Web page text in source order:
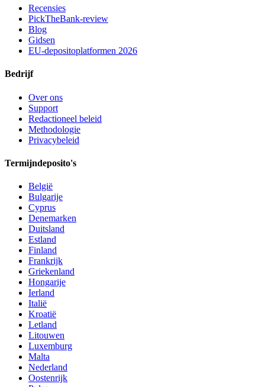
Recensies
PickTheBank-review
Blog
Gidsen
EU-depositoplatformen 2026
Bedrijf
Over ons
Support
Redactioneel beleid
Methodologie
Privacybeleid
Termijndeposito's
België
Bulgarije
Cyprus
Denemarken
Duitsland
Estland
Finland
Frankrijk
Griekenland
Hongarije
Ierland
Italië
Kroatië
Letland
Litouwen
Luxemburg
Malta
Nederland
Oostenrijk